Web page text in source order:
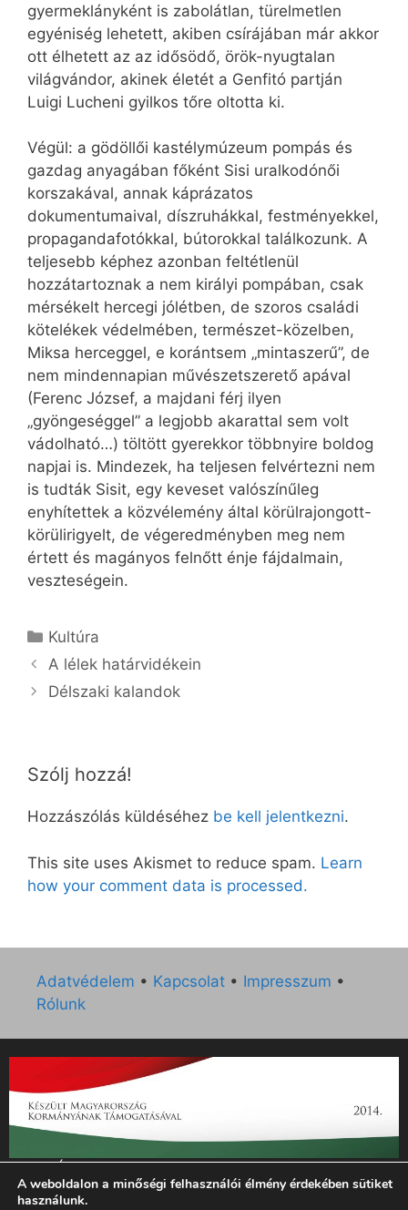
gyermeklányként is zabolátlan, türelmetlen
egyéniség lehetett, akiben csírájában már akkor
ott élhetett az az idősödő, örök-nyugtalan
világvándor, akinek életét a Genfitó partján
Luigi Lucheni gyilkos tőre oltotta ki.
Végül: a gödöllői kastélymúzeum pompás és
gazdag anyagában főként Sisi uralkodónői
korszakával, annak káprázatos
dokumentumaival, díszruhákkal, festményekkel,
propagandafotókkal, bútorokkal találkozunk. A
teljesebb képhez azonban feltétlenül
hozzátartoznak a nem királyi pompában, csak
mérsékelt hercegi jólétben, de szoros családi
kötelékek védelmében, természet-közelben,
Miksa herceggel, e korántsem „mintaszerű”, de
nem mindennapian művészetszerető apával
(Ferenc József, a majdani férj ilyen
„gyöngeséggel” a legjobb akarattal sem volt
vádolható…) töltött gyerekkor többnyire boldog
napjai is. Mindezek, ha teljesen felvértezni nem
is tudták Sisit, egy keveset valószínűleg
enyhítettek a közvélemény által körülrajongott-
körülirigyelt, de végeredményben meg nem
értett és magányos felnőtt énje fájdalmain,
veszteségein.
Kategória
Kultúra
A lélek határvidékein
Délszaki kalandok
Szólj hozzá!
Hozzászólás küldéséhez be kell jelentkezni.
This site uses Akismet to reduce spam. Learn
how your comment data is processed.
Adatvédelem • Kapcsolat • Impresszum •
Rólunk
„Az Új Ember katolikus hetilap 2014. évi működésének
támogatását az EGYH-KCP-14-P-0121 sz. támogatási
A weboldalon a minőségi felhasználói élmény érdekében sütiket
használunk.